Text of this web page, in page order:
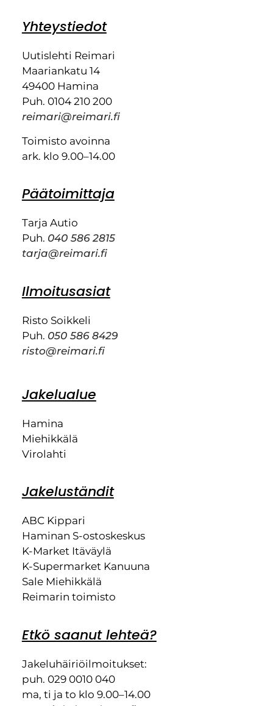
Yhteystiedot
Uutislehti Reimari
Maariankatu 14
49400 Hamina
Puh. 0104 210 200
reimari@reimari.fi
Toimisto avoinna
ark. klo 9.00–14.00
Päätoimittaja
Tarja Autio
Puh. 040 586 2815
tarja@reimari.fi
Ilmoitusasiat
Risto Soikkeli
Puh. 050 586 8429
risto@reimari.fi
Jakelualue
Hamina
Miehikkälä
Virolahti
Jakeluständit
ABC Kippari
Haminan S-ostoskeskus
K-Market Itäväylä
K-Supermarket Kanuuna
Sale Miehikkälä
Reimarin toimisto
Etkö saanut lehteä?
Jakeluhäiriöilmoitukset:
puh. 029 0010 040
ma, ti ja to klo 9.00–14.00